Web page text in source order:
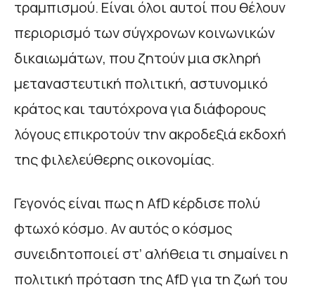
τραμπισμού. Είναι όλοι αυτοί που θέλουν
περιορισμό των σύγχρονων κοινωνικών
δικαιωμάτων, που ζητούν μια σκληρή
μεταναστευτική πολιτική, αστυνομικό
κράτος και ταυτόχρονα για διάφορους
λόγους επικροτούν την ακροδεξιά εκδοχή
της φιλελεύθερης οικονομίας.
Γεγονός είναι πως η AfD κέρδισε πολύ
φτωχό κόσμο. Αν αυτός ο κόσμος
συνειδητοποιεί στ’ αλήθεια τι σημαίνει η
πολιτική πρόταση της AfD για τη ζωή του